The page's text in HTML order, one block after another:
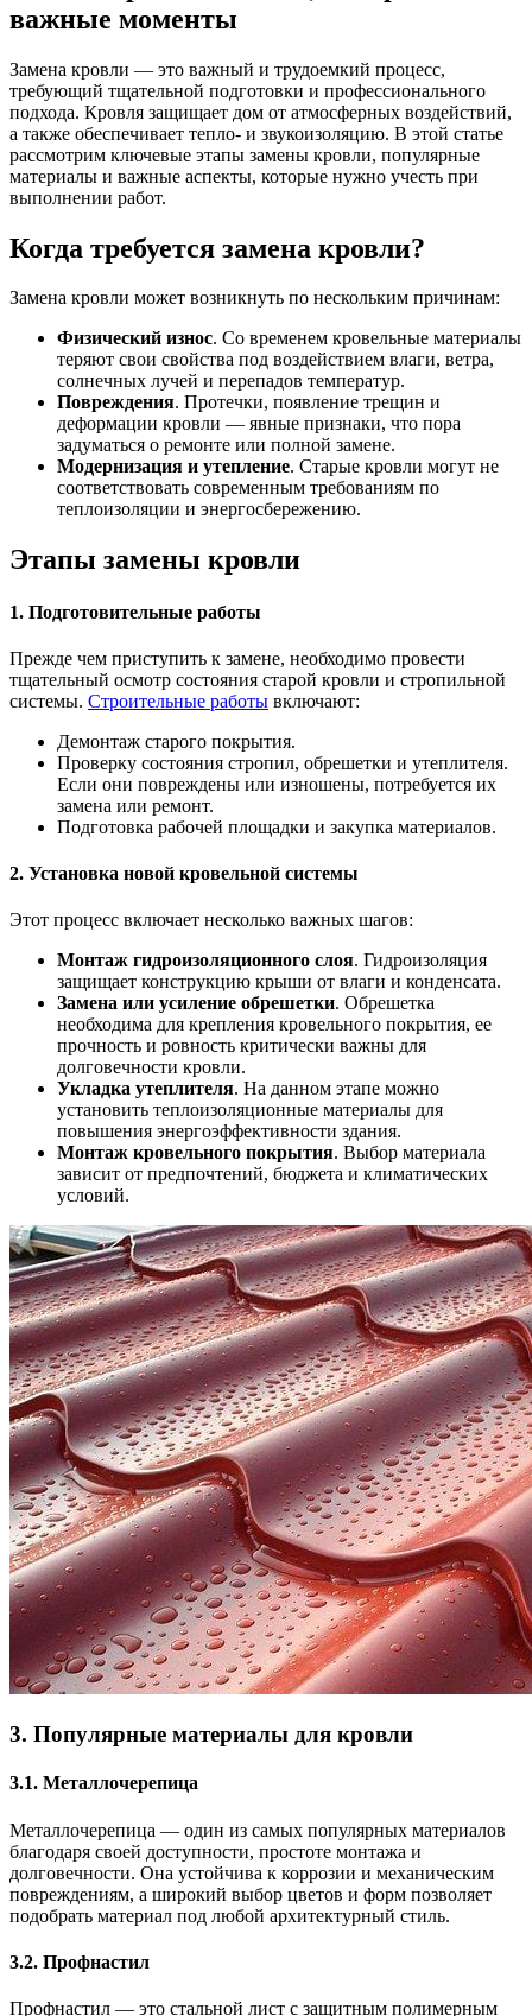
важные моменты
Замена кровли — это важный и трудоемкий процесс,
требующий тщательной подготовки и профессионального
подхода. Кровля защищает дом от атмосферных воздействий,
а также обеспечивает тепло- и звукоизоляцию. В этой статье
рассмотрим ключевые этапы замены кровли, популярные
материалы и важные аспекты, которые нужно учесть при
выполнении работ.
Когда требуется замена кровли?
Замена кровли может возникнуть по нескольким причинам:
Физический износ. Со временем кровельные материалы
теряют свои свойства под воздействием влаги, ветра,
солнечных лучей и перепадов температур.
Повреждения. Протечки, появление трещин и
деформации кровли — явные признаки, что пора
задуматься о ремонте или полной замене.
Модернизация и утепление. Старые кровли могут не
соответствовать современным требованиям по
теплоизоляции и энергосбережению.
Этапы замены кровли
1. Подготовительные работы
Прежде чем приступить к замене, необходимо провести
тщательный осмотр состояния старой кровли и стропильной
системы. Строительные работы включают:
Демонтаж старого покрытия.
Проверку состояния стропил, обрешетки и утеплителя.
Если они повреждены или изношены, потребуется их
замена или ремонт.
Подготовка рабочей площадки и закупка материалов.
2. Установка новой кровельной системы
Этот процесс включает несколько важных шагов:
Монтаж гидроизоляционного слоя. Гидроизоляция
защищает конструкцию крыши от влаги и конденсата.
Замена или усиление обрешетки. Обрешетка
необходима для крепления кровельного покрытия, ее
прочность и ровность критически важны для
долговечности кровли.
Укладка утеплителя. На данном этапе можно
установить теплоизоляционные материалы для
повышения энергоэффективности здания.
Монтаж кровельного покрытия. Выбор материала
зависит от предпочтений, бюджета и климатических
условий.
3. Популярные материалы для кровли
3.1. Металлочерепица
Металлочерепица — один из самых популярных материалов
благодаря своей доступности, простоте монтажа и
долговечности. Она устойчива к коррозии и механическим
повреждениям, а широкий выбор цветов и форм позволяет
подобрать материал под любой архитектурный стиль.
3.2. Профнастил
Профнастил — это стальной лист с защитным полимерным